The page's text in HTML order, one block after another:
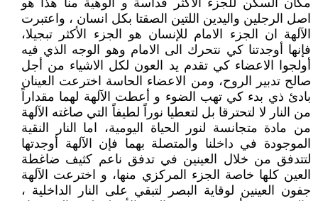
مكان السكن للجزء الأكثر قداسة و الوهية منا هذا هو
اصل الرجلين واليدين اللتين الصقتا بكل انسان ، واعتبرت
الآلهة ان الجزء الامام للإنسان هو الجزء الأكثر تبجيلا،
فإنها أوجدتنا كي نتحرك الى الامام وهو الوجه الذي فيه
أولجوا الاعضاء كي تقدم يد العون لكل الاشياء من أجل
صالح تدبير الروح، ومن الاعضاء الحاسة اخترعت العينان
بادئ ذي بدء كي تهب الضوء و أعطت الآلهة لهما مقداراً
من النار لا لتحترقا بل لتعطيا نوراً لطيفاً التي صاغته الآلهة
من مادة متجانسة لنور الحياة اليومية، اما النار النقية
الموجودة في داخلنا والمتصلة بهما فإن الآلهة أوجدتها
لتتدفق من خلال العينين في تدفق ناعم كثيف ضاغطة
العين كلها خاصة الجزء المركزي منها، و اخترعت الآلهة
جفون العينين لوقاية البصر لتبقي على النار الداخلية ،